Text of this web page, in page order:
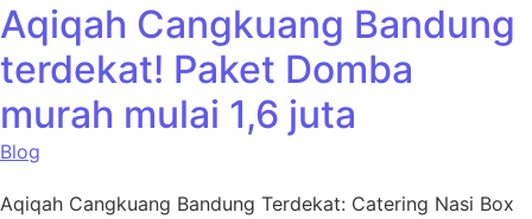
Aqiqah Cangkuang Bandung
terdekat! Paket Domba
murah mulai 1,6 juta
Blog
Aqiqah Cangkuang Bandung Terdekat: Catering Nasi Box